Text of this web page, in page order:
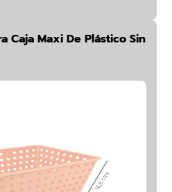
Caja Maxi De Plástico Sin